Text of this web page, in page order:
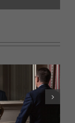
RODZINA